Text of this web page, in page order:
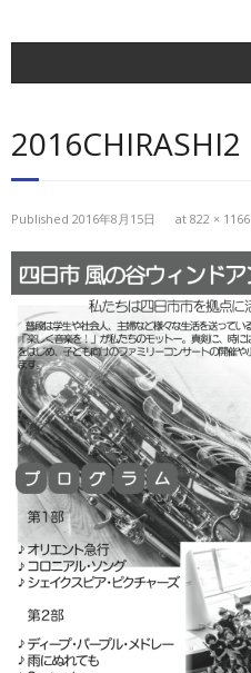
楽団紹介
ブログ
お問合せ
団員専用
2016CHIRASHI2
Published 2016年8月15日 at 822 × 1166